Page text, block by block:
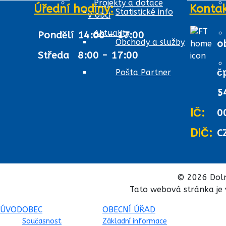
Statistické info
Obchody a služby
Pošta Partner
Projekty a dotace
v obci
Aktuality
Úřední hodiny:
Pondělí 14:00 - 17:00
Středa
8:00 - 17:00
IČ:
DIČ:
© 2026
Tato webová stránka je
ÚVODOBEC
Současnost
OBECNÍ ÚŘAD
Základní informace